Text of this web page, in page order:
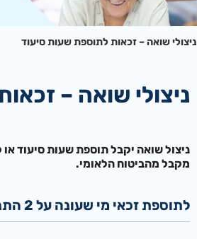
ניצולי שואה – זכאות לתוספת שעות סיעוד
ניצולי שואה –
ניצול שואה יקבל תוספת שעות סיעוד
מקבל מהביטוח הלאומי.
לתוספת זכאי מי שעונה על 2